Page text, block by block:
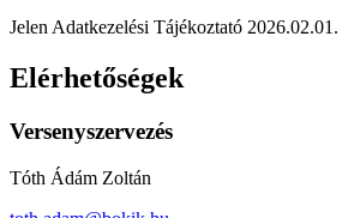
Jelen Adatkezelési Tájékoztató
Elérhetőségek
Versenyszervezés
Tóth Ádám Zoltán